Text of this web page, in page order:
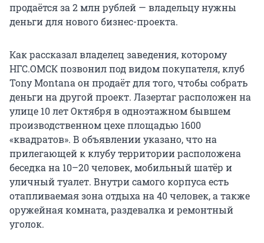
продаётся за 2 млн рублей — владельцу нужны
деньги для нового бизнес-проекта.
Как рассказал владелец заведения, которому
НГС.ОМСК позвонил под видом покупателя, клуб
Tony Montana он продаёт для того, чтобы собрать
деньги на другой проект. Лазертаг расположен на
улице 10 лет Октября в одноэтажном бывшем
производственном цехе площадью 1600
«квадратов». В объявлении указано, что на
прилегающей к клубу территории расположена
беседка на 10–20 человек, мобильный шатёр и
уличный туалет. Внутри самого корпуса есть
отапливаемая зона отдыха на 40 человек, а также
оружейная комната, раздевалка и ремонтный
уголок.